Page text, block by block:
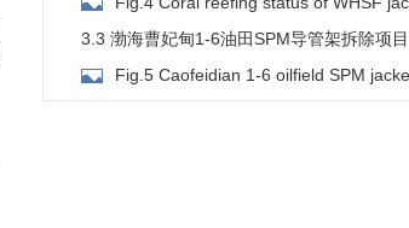
platform[28]
3.3 渤海曹妃甸1-6油田SPM导管架拆除项目
Fig.5 Caofeidian 1-6 oilfield SPM
platform[26]